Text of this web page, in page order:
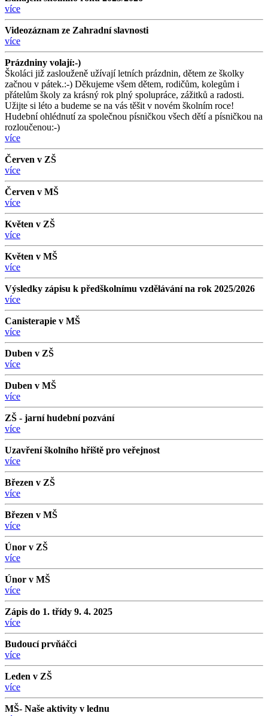
více
Videozáznam ze Zahradní slavnosti
více
Prázdniny volají:-)
Školáci již zaslouženě užívají letních prázdnin, dětem ze školky
začnou v pátek.:-) Děkujeme všem dětem, rodičům, kolegům i
přátelům školy za krásný rok plný spolupráce, zážitků a radosti.
Užijte si léto a budeme se na vás těšit v novém školním roce!
Hudební ohlédnutí za společnou písničkou všech dětí a písničkou na
rozloučenou:-)
více
Červen v ZŠ
více
Červen v MŠ
více
Květen v ZŠ
více
Květen v MŠ
více
Výsledky zápisu k předškolnímu vzdělávání na rok 2025/2026
více
Canisterapie v MŠ
více
Duben v ZŠ
více
Duben v MŠ
více
ZŠ - jarní hudební pozvání
více
Uzavření školního hřiště pro veřejnost
více
Březen v ZŠ
více
Březen v MŠ
více
Únor v ZŠ
více
Únor v MŠ
více
Zápis do 1. třídy 9. 4. 2025
více
Budoucí prvňáčci
více
Leden v ZŠ
více
MŠ- Naše aktivity v lednu